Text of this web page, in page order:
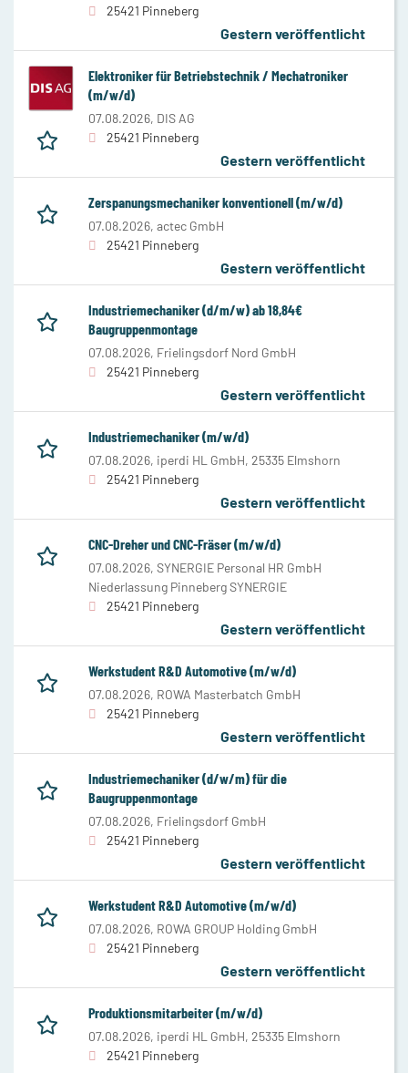
25421 Pinneberg
Gestern veröffentlicht
Elektroniker für Betriebstechnik / Mechatroniker
(m/w/d)
07.08.2026, DIS AG
25421 Pinneberg
Gestern veröffentlicht
Zerspanungsmechaniker konventionell (m/w/d)
07.08.2026, actec GmbH
25421 Pinneberg
Gestern veröffentlicht
Industriemechaniker (d/m/w) ab 18,84€
Baugruppenmontage
07.08.2026, Frielingsdorf Nord GmbH
25421 Pinneberg
Gestern veröffentlicht
Industriemechaniker (m/w/d)
07.08.2026, iperdi HL GmbH, 25335 Elmshorn
25421 Pinneberg
Gestern veröffentlicht
CNC-Dreher und CNC-Fräser (m/w/d)
07.08.2026, SYNERGIE Personal HR GmbH
Niederlassung Pinneberg SYNERGIE
25421 Pinneberg
Gestern veröffentlicht
Werkstudent R&D Automotive (m/w/d)
07.08.2026, ROWA Masterbatch GmbH
25421 Pinneberg
Gestern veröffentlicht
Industriemechaniker (d/w/m) für die
Baugruppenmontage
07.08.2026, Frielingsdorf GmbH
25421 Pinneberg
Gestern veröffentlicht
Werkstudent R&D Automotive (m/w/d)
07.08.2026, ROWA GROUP Holding GmbH
25421 Pinneberg
Gestern veröffentlicht
Produktionsmitarbeiter (m/w/d)
07.08.2026, iperdi HL GmbH, 25335 Elmshorn
25421 Pinneberg